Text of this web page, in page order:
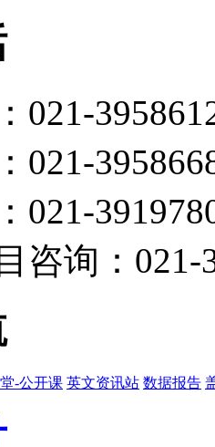
021-
021-
021-
咨询：021-
-公开课 英文资讯站 数据报告